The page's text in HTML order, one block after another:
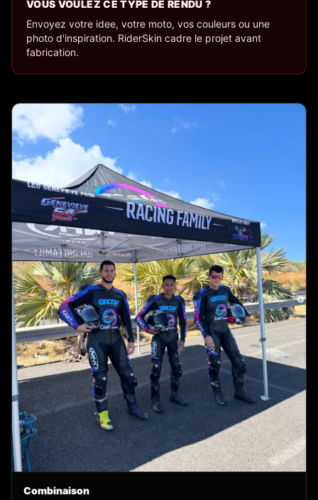
VOUS VOULEZ CE TYPE DE RENDU ?
Envoyez votre idee, votre moto, vos couleurs ou une
photo d'inspiration. RiderSkin cadre le projet avant
fabrication.
Combinaison